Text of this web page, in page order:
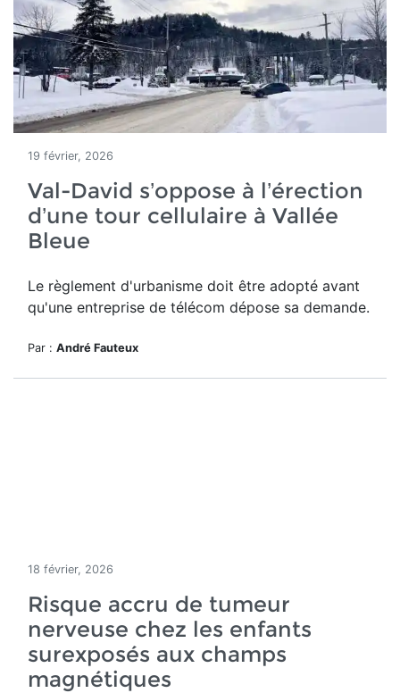
19 février, 2026
Val-David s’oppose à l’érection
d’une tour cellulaire à Vallée
Bleue
Le règlement d'urbanisme doit être adopté avant
qu'une entreprise de télécom dépose sa demande.
Par : André Fauteux
18 février, 2026
Risque accru de tumeur
nerveuse chez les enfants
surexposés aux champs
magnétiques